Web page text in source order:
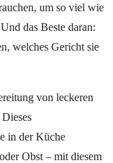
um so viel wie
das Beste daran:
welches Gericht sie
von leckeren
in der Küche
Obst – mit diesem